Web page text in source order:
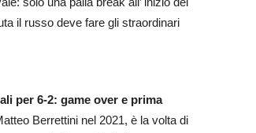
il russo deve fare gli straordinari
per 6-2: game over e prima
Berrettini nel 2021, è la volta di